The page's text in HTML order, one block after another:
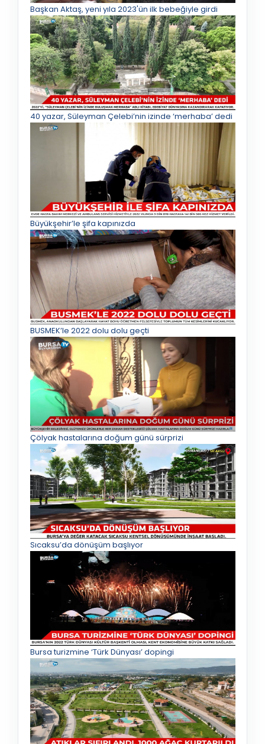
Başkan Aktaş, yeni yıla 2023'ün ilk bebeğiyle girdi
40 yazar, Süleyman Çelebi’nin izinde ‘merhaba’ dedi
Büyükşehir’le şifa kapınızda
BUSMEK’le 2022 dolu dolu geçti
Çölyak hastalarına doğum günü sürprizi
Sıcaksu’da dönüşüm başlıyor
Bursa turizmine ‘Türk Dünyası’ dopingi